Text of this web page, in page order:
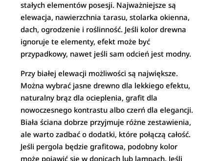
stałych elementów posesji. Najważniejsze są
elewacja, nawierzchnia tarasu, stolarka okienna,
dach, ogrodzenie i roślinność. Jeśli kolor drewna
ignoruje te elementy, efekt może być
przypadkowy, nawet jeśli sam odcień jest modny.
Przy białej elewacji możliwości są największe.
Można wybrać jasne drewno dla lekkiego efektu,
naturalny brąz dla ocieplenia, grafit dla
nowoczesnego kontrastu albo czerń dla elegancji.
Biała ściana dobrze przyjmuje różne zestawienia,
ale warto zadbać o dodatki, które połączą całość.
Jeśli pergola będzie grafitowa, podobny kolor
może pojawić się w donicach lub lampach. Jeśli